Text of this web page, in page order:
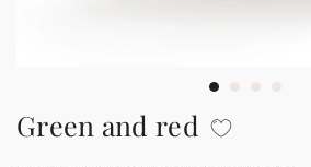
Green and red